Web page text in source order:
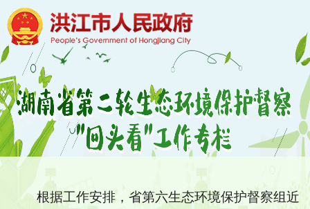
根据工作安排，省第六生态环境保护督察组近